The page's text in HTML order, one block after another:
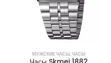
МУЖСКИЕ ЧАСЫ,ЧАСЫ